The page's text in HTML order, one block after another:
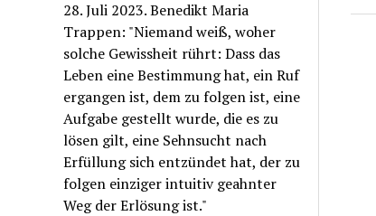
28. Juli 2023. Benedikt Maria
Trappen: "Niemand weiß, woher
solche Gewissheit rührt: Dass das
Leben eine Bestimmung hat, ein Ruf
ergangen ist, dem zu folgen ist, eine
Aufgabe gestellt wurde, die es zu
lösen gilt, eine Sehnsucht nach
Erfüllung sich entzündet hat, der zu
folgen einziger intuitiv geahnter
Weg der Erlösung ist."